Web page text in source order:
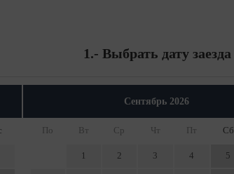
1.- Выбрать дату заезда
Сентябрь 2026
По Вт Ср Чт Пт Сб
1 2 3 4 5